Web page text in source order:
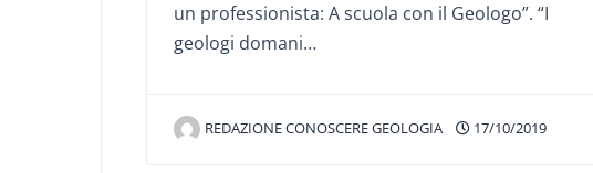
un professionista: A scuola con il Geologo”. “I
geologi domani…
REDAZIONE CONOSCERE GEOLOGIA 17/10/2019